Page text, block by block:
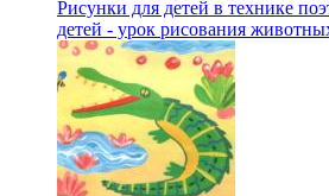
Рисунки для детей в технике
детей - урок рисования